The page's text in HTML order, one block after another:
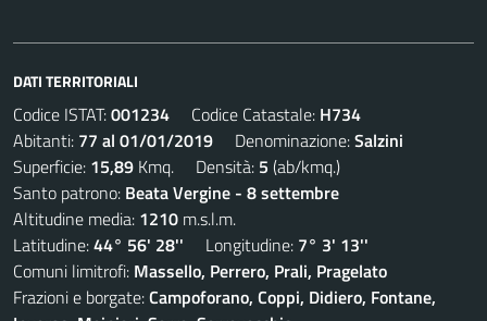
DATI TERRITORIALI
Codice ISTAT:001234 Codice Catastale: H734
Abitanti: 77 al 01/01/2019 Denominazione:Salzini
Superficie: 15,89 Kmq. Densità: 5 (ab/kmq.)
Santo patrono: Beata Vergine - 8 settembre
Altitudine media: 1210 m.s.l.m.
Latitudine:44° 56' 28'' Longitudine: 7° 3' 13''
Comuni limitrofi: Massello, Perrero, Prali, Pragelato
Frazioni e borgate:Campoforano, Coppi, Didiero, Fontane,